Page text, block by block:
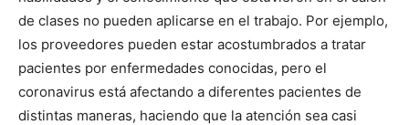
de clases no pueden aplicarse en el trabajo. Por ejemplo,
los proveedores pueden estar acostumbrados a tratar
pacientes por enfermedades conocidas, pero el
coronavirus está afectando a diferentes pacientes de
distintas maneras, haciendo que la atención sea casi